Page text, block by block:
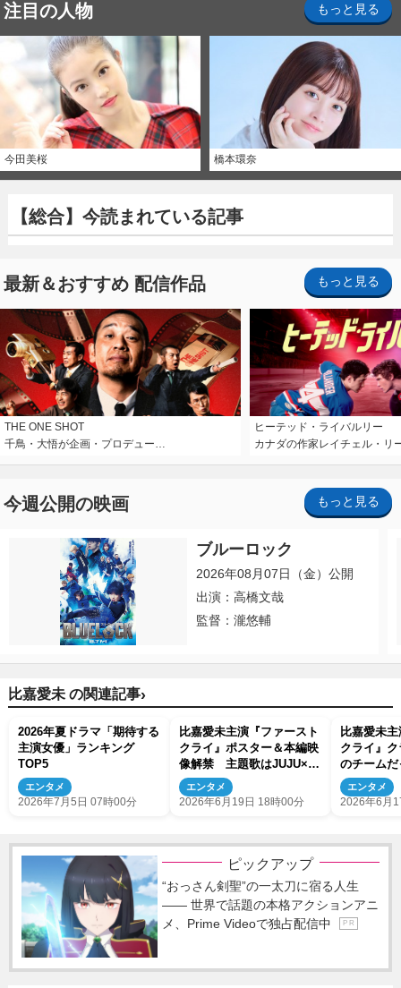
注目の人物 もっと見る
今田美桜 橋本環奈
【総合】今読まれている記事
最新＆おすすめ 配信作品 もっと見る
THE ONE SHOT
千鳥・大悟が企画・プロデュー…
ヒーテッド・ライバルリー
カナダの作家レイチェル・リ
今週公開の映画 もっと見る
ブルーロック
2026年08月07日（金）公開
出演：高橋文哉
監督：瀧悠輔
比嘉愛未 の関連記事›
2026年夏ドラマ「期待する
主演女優」ランキング
TOP5
エンタメ
2026年7月5日 07時00分
比嘉愛未主演『ファースト
クライ』ポスター＆本編映
像解禁 主題歌はJUJU×水
野良樹「夏蝉」
エンタメ
2026年6月19日 18時00分
比嘉愛未
クライ』
のチーム
作品を作れ
エンタメ
2026年6月
ピックアップ
“おっさん剣聖”の一太刀に宿る人生
―― 世界で話題の本格アクションアニ
メ、Prime Videoで独占配信中
P R